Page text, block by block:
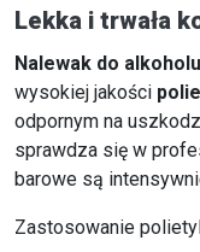
Lekka i trwała
Nalewak do
wysokiej jakości
odpornym na
sprawdza się w
barowe są
Zastosowanie